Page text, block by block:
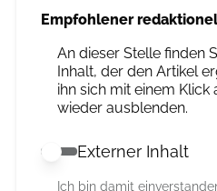
Empfohlener
An dieser Stelle finden
Inhalt, der den Artikel
ihn sich mit einem Klick
wieder ausblenden.
Externer Inhalt erlauben
Externer Inhalt
Ich bin damit